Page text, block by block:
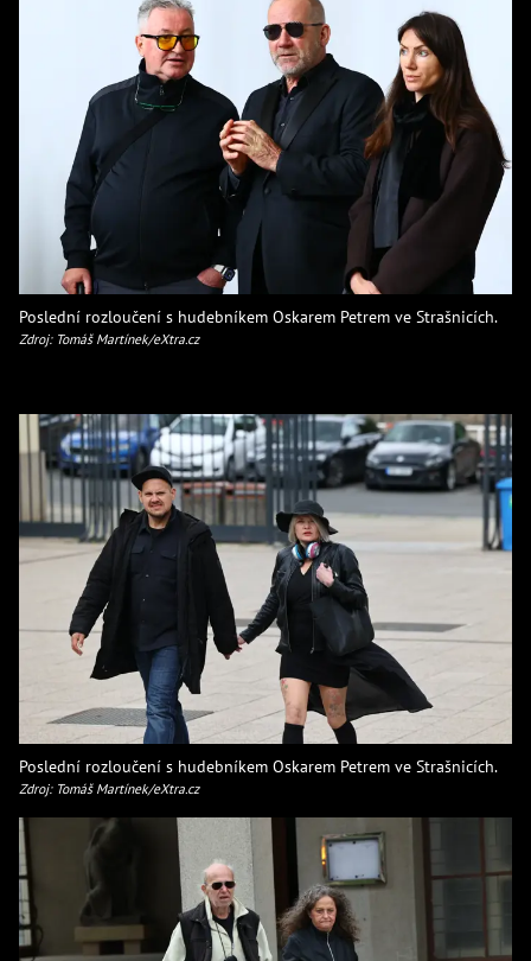
Poslední rozloučení s hudebníkem Oskarem Petrem ve Strašnicích.
Zdroj: Tomáš Martínek/eXtra.cz
Poslední rozloučení s hudebníkem Oskarem Petrem ve Strašnicích.
Zdroj: Tomáš Martínek/eXtra.cz